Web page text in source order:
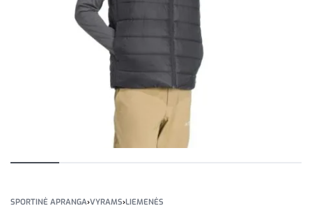
SPORTINĖ APRANGA›VYRAMS›LIEMENĖS